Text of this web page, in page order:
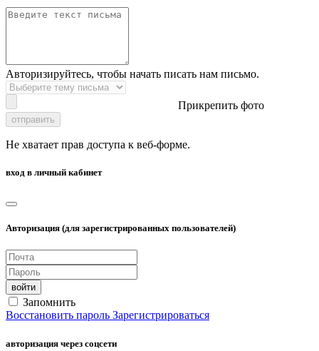
Авторизируйтесь, чтобы начать писать нам письмо.
Прикрепить фото
отправить
Не хватает прав доступа к веб-форме.
вход в личный кабинет
Авторизация (для зарегистрированных пользователей)
войти
Запомнить
Восстановить пароль Зарегистрироваться
авторизация через соцсети